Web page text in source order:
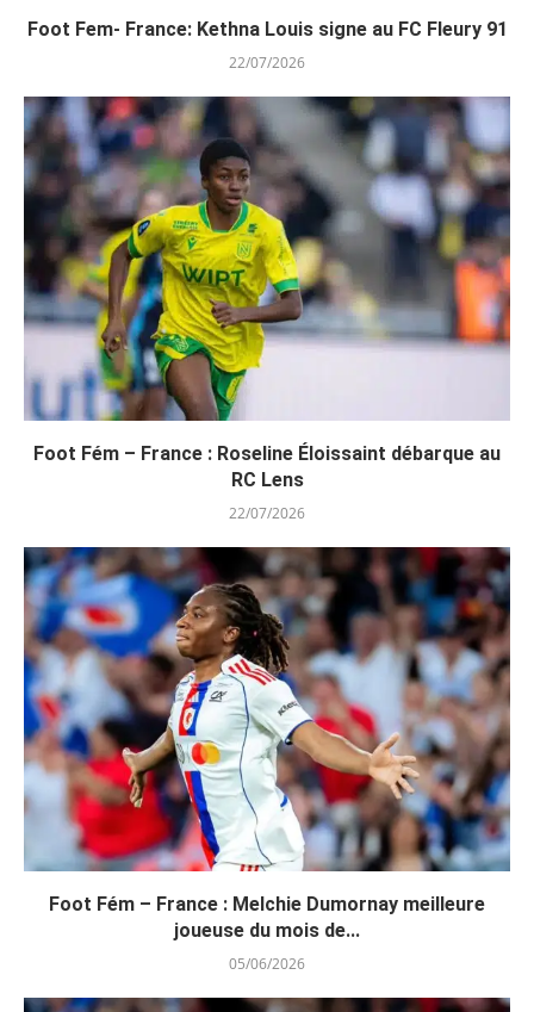
Foot Fem- France: Kethna Louis signe au FC Fleury 91
22/07/2026
Foot Fém – France : Roseline Éloissaint débarque au
RC Lens
22/07/2026
Foot Fém – France : Melchie Dumornay meilleure
joueuse du mois de...
05/06/2026